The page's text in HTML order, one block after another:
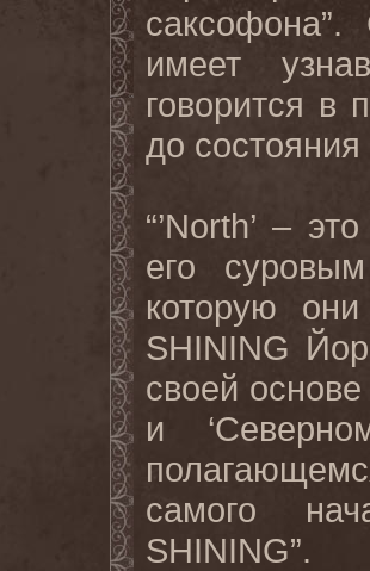
имеет
говорится в
до состояния
“’North’ –
его
которую
SHINING
своей
и
самого
SHINING”.